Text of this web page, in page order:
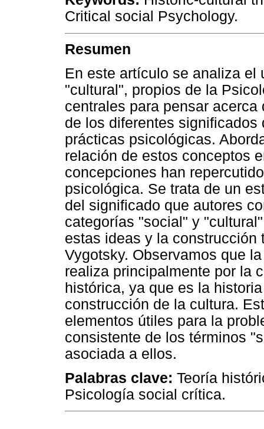
Critical social Psychology.
Resumen
En este artículo se analiza
"cultural", propios de la
centrales para pensar
de los diferentes
prácticas psicológicas.
relación de estos conceptos
concepciones han
psicológica. Se trata de un
del significado que autores
categorías "social" y
estas ideas y la construcción
Vygotsky. Observamos que
realiza principalmente por la
histórica, ya que es la
construcción de la cultura.
elementos útiles para la
consistente de los términos
asociada a ellos.
Palabras clave: Teoría
Psicología social crítica.